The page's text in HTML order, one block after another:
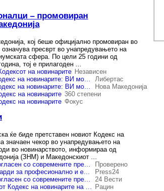
– промовиран
кој беше официјално промовиран во
пресврт во унапредувањето на
сфера. По цели 25 години од
тој е прилагоден ...
на новинарите Независен
МИМ и ЗНМ го претставија новиот Кодекс на новинарите: ВИ може да помогне, но никогаш нема да биде новинар
Либертас
МИМ и ЗНМ го претставија новиот Кодекс на новинарите: ВИ може да помогне, но никогаш нема да биде новинар
Нова Македонија
на новинарите 360 степени
на новинарите Фокус
ќе биде претставен новиот Кодекс на
значаен чекор во унапредувањето на
во новинарството, информираа од
(ЗНМ) и Македонскиот ...
Новинарите добиваат нов Кодекс усогласен со современите предизвици
Проверено
Нов Кодекс на новинари: Нови стандарди за професионално и етичко известување
Press24
Новинарите добиваат нов Кодекс усогласен со современите предизвици
24 Вести
ЗНМ и МИМ ќе го презентираат новиот Кодекс на новинарите на Македонија Рацин